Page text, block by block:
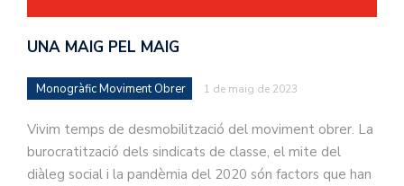
UNA MAIG PEL MAIG
Monogràfic Moviment Obrer 1 de maig de 2023
Vivim temps de desmobilització del moviment obrer. La
burocratització dels sindicats de classe, el mite del
diàleg social i la pandèmia del 2020 són factors que han